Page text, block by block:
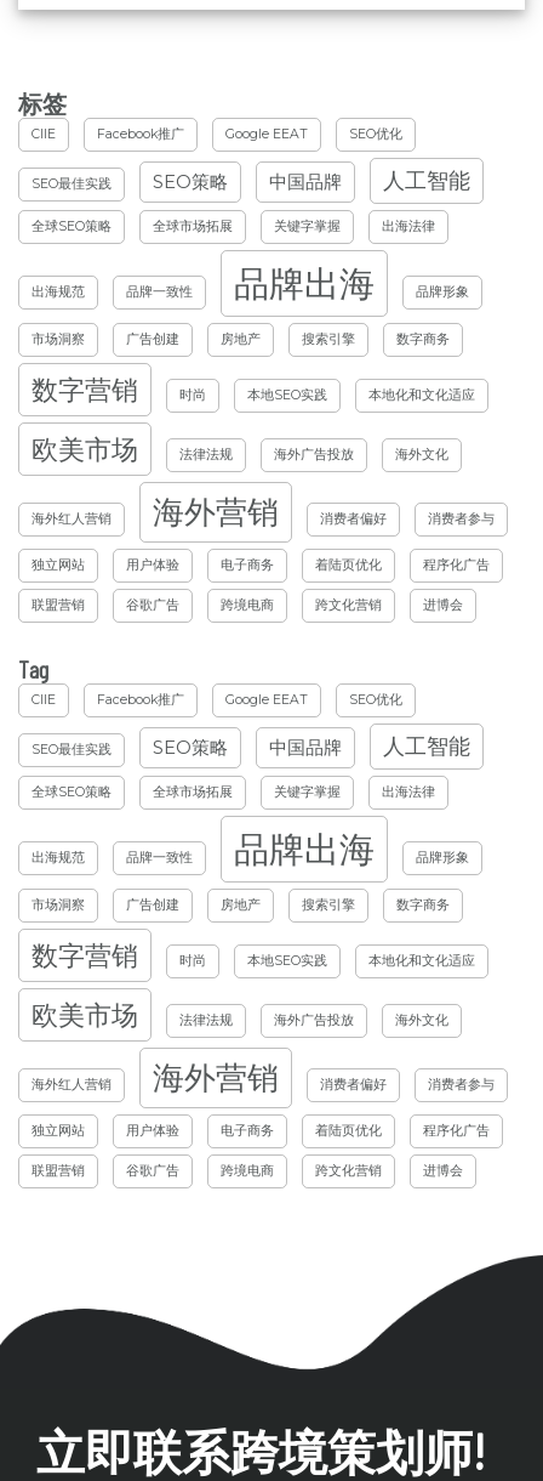
标签
CIIE Facebook推广 Google EEAT SEO优化
SEO最佳实践 SEO策略 中国品牌 人工智能
全球SEO策略 全球市场拓展 关键字掌握 出海法律
出海规范 品牌一致性 品牌出海 品牌形象
市场洞察 广告创建 房地产 搜索引擎 数字商务
数字营销 时尚 本地SEO实践 本地化和文化适应
欧美市场 法律法规 海外广告投放 海外文化
海外红人营销 海外营销 消费者偏好 消费者参与
独立网站 用户体验 电子商务 着陆页优化 程序化广告
联盟营销 谷歌广告 跨境电商 跨文化营销 进博会
Tag
CIIE Facebook推广 Google EEAT SEO优化
SEO最佳实践 SEO策略 中国品牌 人工智能
全球SEO策略 全球市场拓展 关键字掌握 出海法律
出海规范 品牌一致性 品牌出海 品牌形象
市场洞察 广告创建 房地产 搜索引擎 数字商务
数字营销 时尚 本地SEO实践 本地化和文化适应
欧美市场 法律法规 海外广告投放 海外文化
海外红人营销 海外营销 消费者偏好 消费者参与
独立网站 用户体验 电子商务 着陆页优化 程序化广告
联盟营销 谷歌广告 跨境电商 跨文化营销 进博会
立即联系跨境策划师!